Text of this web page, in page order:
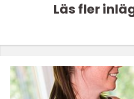
Läs fler